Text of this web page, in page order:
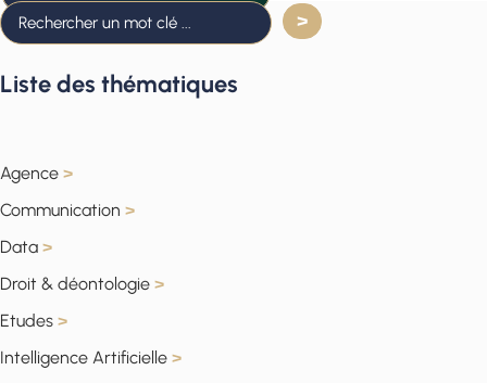
Liste des thématiques
Agence >
Communication >
Data >
Droit & déontologie >
Etudes >
Intelligence Artificielle >